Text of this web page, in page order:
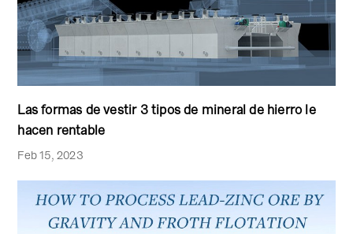
Las formas de vestir 3 tipos de mineral de hierro le
hacen rentable
Feb 15, 2023